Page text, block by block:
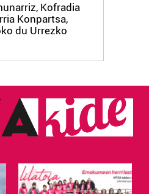
Kofradia
Konpartsa,
du Urrezko